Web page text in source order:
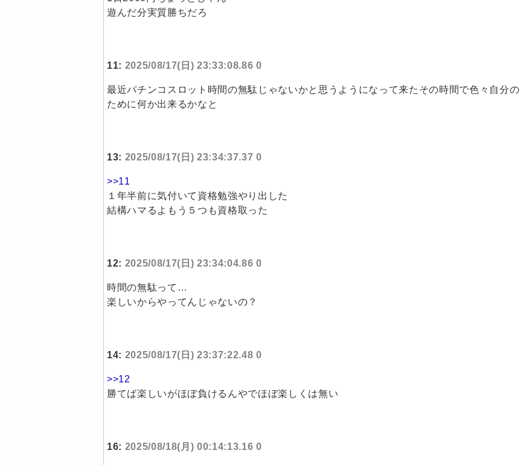
遊んだ分実質勝ちだろ
11: 2025/08/17(日) 23:33:08.86 0
最近パチンコスロット時間の無駄じゃないかと思うようになって来たその時間で色々自分の
ために何か出来るかなと
13: 2025/08/17(日) 23:34:37.37 0
>>11
１年半前に気付いて資格勉強やり出した
結構ハマるよもう５つも資格取った
12: 2025/08/17(日) 23:34:04.86 0
時間の無駄って…
楽しいからやってんじゃないの？
14: 2025/08/17(日) 23:37:22.48 0
>>12
勝てば楽しいがほぼ負けるんやでほぼ楽しくは無い
16: 2025/08/18(月) 00:14:13.16 0